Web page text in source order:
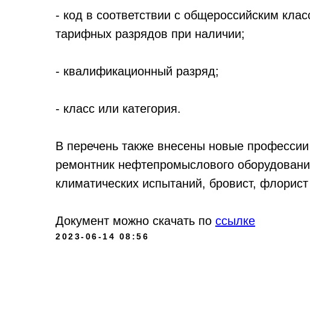
- код в соответствии с общероссийским
тарифных разрядов при наличии;
- квалификационный разряд;
- класс или категория.
В перечень также внесены новые
ремонтник нефтепромыслового
климатических испытаний, бровист,
Документ можно скачать по ссылке
2023-06-14 08:56